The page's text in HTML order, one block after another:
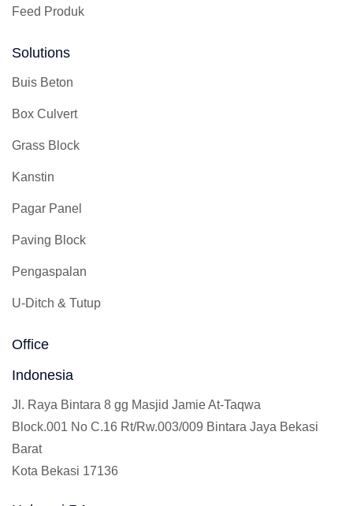
Feed Produk
Solutions
Buis Beton
Box Culvert
Grass Block
Kanstin
Pagar Panel
Paving Block
Pengaspalan
U-Ditch & Tutup
Office
Indonesia
Jl. Raya Bintara 8 gg Masjid Jamie At-Taqwa
Block.001 No C.16 Rt/Rw.003/009 Bintara Jaya Bekasi
Barat
Kota Bekasi 17136